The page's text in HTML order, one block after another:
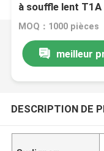
à souffle lent
T16A Modèle de
MOQ：1000 pièces
meilleur
DESCRIPTION DE